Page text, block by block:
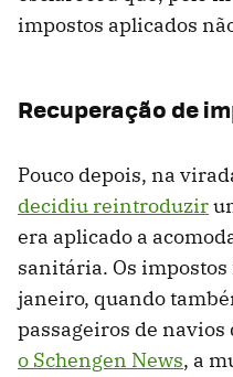
impostos aplicados
Recuperação de
Pouco depois, na
decidiu reintroduzir
era aplicado a
sanitária. Os
janeiro, quando
passageiros de navios
o Schengen News, a